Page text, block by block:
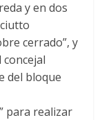
y en dos
cerrado”, y
concejal
del bloque
para realizar